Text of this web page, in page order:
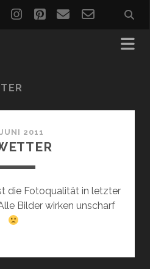
instagram
pinterest
emailemail-
form
2011
die Fotoqualität in letzter
Bilder wirken unscharf